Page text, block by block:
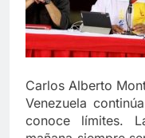
Carlos Alberto
Venezuela
conoce límites.